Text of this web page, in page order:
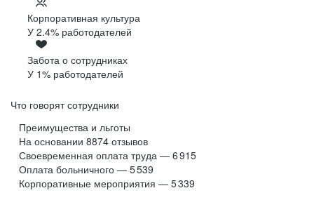
Корпоративная культура
У 2.4% работодателей
Забота о сотрудниках
У 1% работодателей
Что говорят сотрудники
Преимущества и льготы
На основании 8874 отзывов
Своевременная оплата труда — 6 915
Оплата больничного — 5 539
Корпоративные мероприятия — 5 339